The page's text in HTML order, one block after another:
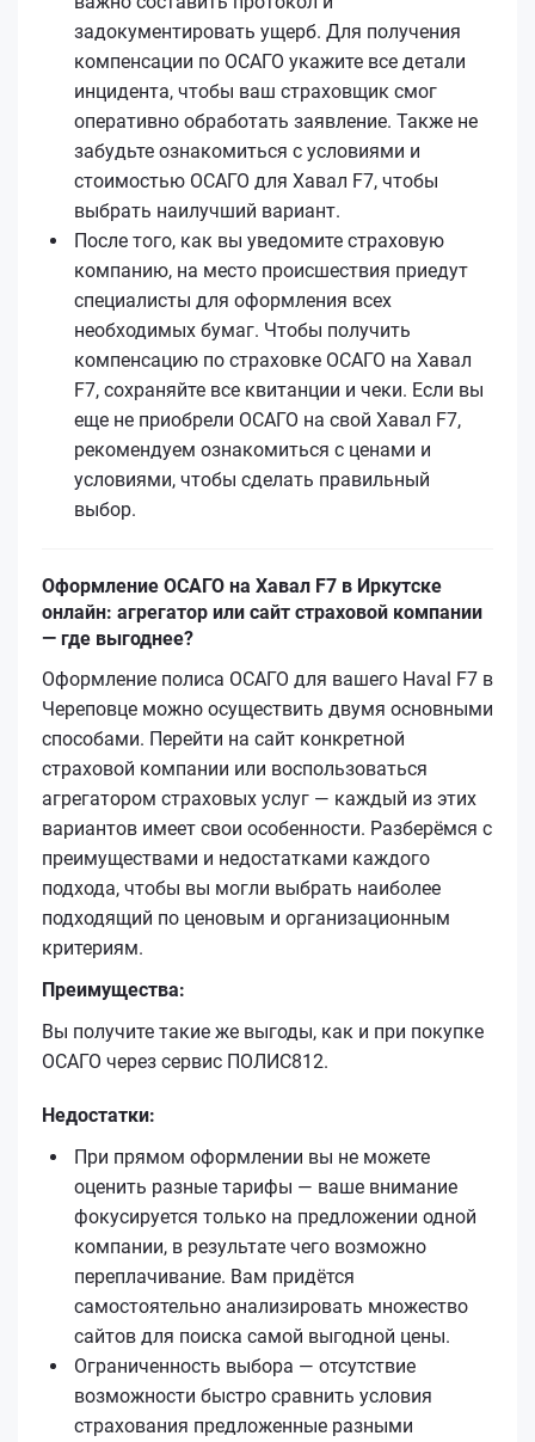
задокументировать ущерб. Для получения
компенсации по ОСАГО укажите все детали
инцидента, чтобы ваш страховщик смог
оперативно обработать заявление. Также не
забудьте ознакомиться с условиями и
стоимостью ОСАГО для Хавал F7, чтобы
выбрать наилучший вариант.
После того, как вы уведомите страховую
компанию, на место происшествия приедут
специалисты для оформления всех
необходимых бумаг. Чтобы получить
компенсацию по страховке ОСАГО на Хавал
F7, сохраняйте все квитанции и чеки. Если вы
еще не приобрели ОСАГО на свой Хавал F7,
рекомендуем ознакомиться с ценами и
условиями, чтобы сделать правильный
выбор.
Оформление ОСАГО на Хавал F7 в Иркутске
онлайн: агрегатор или сайт страховой компании
— где выгоднее?
Оформление полиса ОСАГО для вашего Haval F7 в
Череповце можно осуществить двумя основными
способами. Перейти на сайт конкретной
страховой компании или воспользоваться
агрегатором страховых услуг — каждый из этих
вариантов имеет свои особенности. Разберёмся с
преимуществами и недостатками каждого
подхода, чтобы вы могли выбрать наиболее
подходящий по ценовым и организационным
критериям.
Преимущества:
Вы получите такие же выгоды, как и при покупке
ОСАГО через сервис ПОЛИС812.
Недостатки:
При прямом оформлении вы не можете
оценить разные тарифы — ваше внимание
фокусируется только на предложении одной
компании, в результате чего возможно
переплачивание. Вам придётся
самостоятельно анализировать множество
сайтов для поиска самой выгодной цены.
Ограниченность выбора — отсутствие
возможности быстро сравнить условия
страхования предложенные разными